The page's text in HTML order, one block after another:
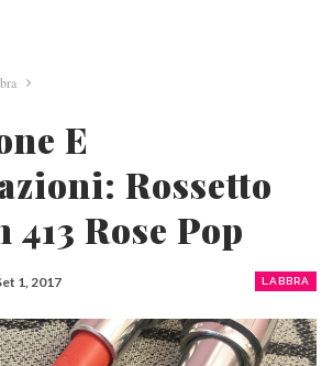
E
Rossetto
413 Rose Pop
LABBRA
1, 2017